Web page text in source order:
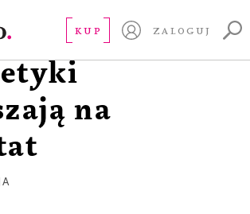
KUP ZALOGUJ
Szkoła
na